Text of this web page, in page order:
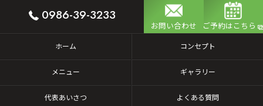
0986-39-3233
お問い合わせ ご予約はこちら
ホーム コンセプト
メニュー ギャラリー
代表あいさつ よくある質問